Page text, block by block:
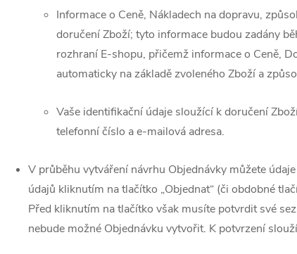
Informace o Ceně, Nákladech na dopravu,
doručení Zboží; tyto informace budou zadány
rozhraní E-shopu, přičemž informace o Ceně,
automaticky na základě zvoleného Zboží a
Vaše identifikační údaje sloužící k doručení
telefonní číslo a e-mailová adresa.
V průběhu vytváření návrhu Objednávky můžete
údajů kliknutím na tlačítko „Objednat“ (či obdobné
Před kliknutím na tlačítko však musíte potvrdit své
nebude možné Objednávku vytvořit. K potvrzení